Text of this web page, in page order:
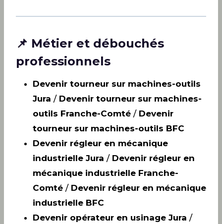
📌 Métier et débouchés
professionnels
Devenir tourneur sur machines-outils
Jura / Devenir tourneur sur machines-
outils Franche-Comté / Devenir
tourneur sur machines-outils BFC
Devenir régleur en mécanique
industrielle Jura / Devenir régleur en
mécanique industrielle Franche-
Comté / Devenir régleur en mécanique
industrielle BFC
Devenir opérateur en usinage Jura /